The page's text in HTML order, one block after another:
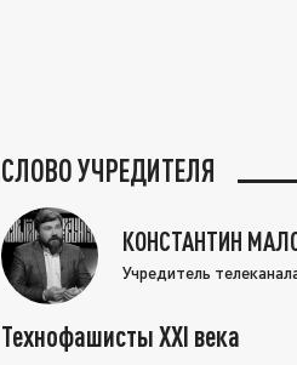
СЛОВО УЧРЕДИТЕЛЯ
КОНСТАНТИН
Учредитель
Технофашисты XXI века